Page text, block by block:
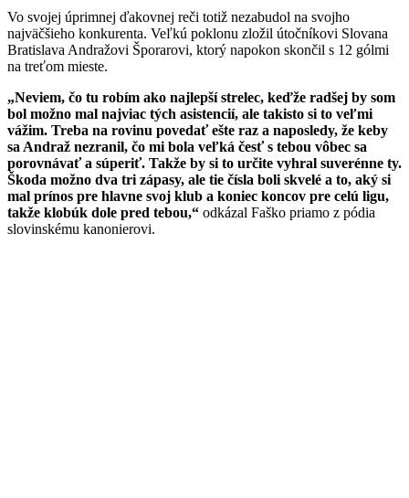
Vo svojej úprimnej ďakovnej reči totiž nezabudol na svojho
najväčšieho konkurenta. Veľkú poklonu zložil útočníkovi Slovana
Bratislava Andražovi Šporarovi, ktorý napokon skončil s 12 gólmi
na treťom mieste.
„Neviem, čo tu robím ako najlepší strelec, keďže radšej by som
bol možno mal najviac tých asistencií, ale takisto si to veľmi
vážim. Treba na rovinu povedať ešte raz a naposledy, že keby
sa Andraž nezranil, čo mi bola veľká česť s tebou vôbec sa
porovnávať a súperiť. Takže by si to určite vyhral suverénne ty.
Škoda možno dva tri zápasy, ale tie čísla boli skvelé a to, aký si
mal prínos pre hlavne svoj klub a koniec koncov pre celú ligu,
takže klobúk dole pred tebou,“ odkázal Faško priamo z pódia
slovinskému kanonierovi.